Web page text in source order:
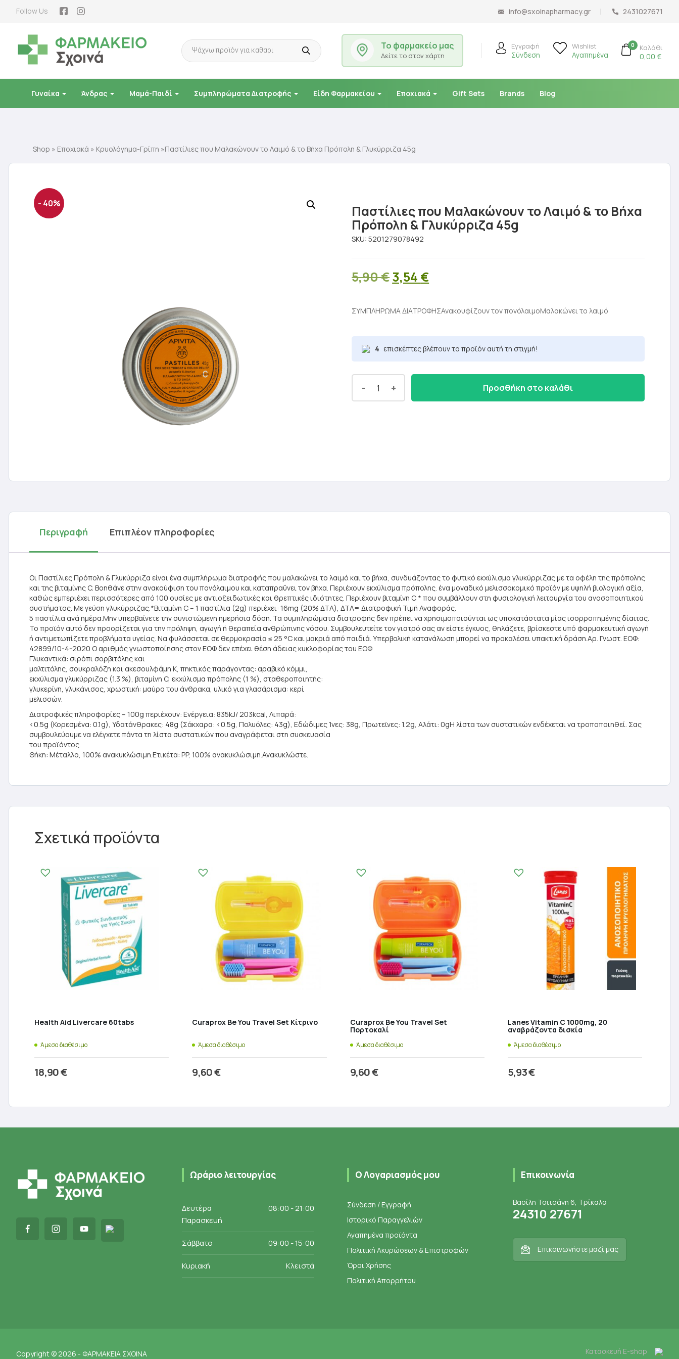
Follow Us info@sxoinapharmacy.gr 2431027671
Products
search Το φαρμακείο μας
Δείτε το στον χάρτη
Εγγραφή
Σύνδεση
Wishlist
Αγαπημένα
0 Καλάθι
0,00 €
Γυναίκα Άνδρας Μαμά-Παιδί Συμπληρώματα Διατροφής Είδη Φαρμακείου Εποχιακά Gift Sets Brands Blog
Shop » Εποχιακά » Κρυολόγημα-Γρίπη »Παστίλιες που Μαλακώνουν το Λαιμό & το Βήχα Πρόπολη & Γλυκύρριζα 45g
- 40% Παστίλιες που Μαλακώνουν το Λαιμό & το Βήχα
Πρόπολη & Γλυκύρριζα 45g
SKU:5201279078492
5,90€Original
was:
3,54 €Η
τιμή
3,54 €.
ΣΥΜΠΛΗΡΩΜΑ ΔΙΑΤΡΟΦΗΣΑνακουφίζουν τον πονόλαιμοΜαλακώνει το λαιμό
4 επισκέπτες βλέπουν το προϊόν αυτή τη στιγμή!
- + Προσθήκη στο καλάθι
Περιγραφή Επιπλέον πληροφορίες
Οι Παστίλιες Πρόπολη & Γλυκύρριζα είναι ένα συμπλήρωμα διατροφής που μαλακώνει το λαιμό και το βήχα, συνδυάζοντας το φυτικό εκχύλισμα γλυκύρριζας με τα οφέλη της πρόπολης
και της βιταμίνης C. Βοηθάνε στην ανακούφιση του πονόλαιμου και καταπραΰνει τον βήχα. Περιέχουν εκχύλισμα πρόπολης. ένα μοναδικό μελισσοκομικό προϊόν με υψηλή βιολογική αξία,
καθώς εμπεριέχει περισσότερες από 100 ουσίες με αντιοξειδωτικές και θρεπτικές ιδιότητες. Περιέχουν βιταμίνη C * που συμβάλλουν στη φυσιολογική λειτουργία του ανοσοποιητικού
συστήματος. Με γεύση γλυκύρριζας.*Βιταμίνη C – 1 παστίλια (2g) περιέχει: 16mg (20% ΔΤΑ), ΔΤΑ= Διατροφική Τιμή Αναφοράς.
5 παστίλια ανά ημέρα.Μην υπερβαίνετε την συνιστώμενη ημερήσια δόση. Τα συμπληρώματα διατροφής δεν πρέπει να χρησιμοποιούνται ως υποκατάστατα μίας ισορροπημένης δίαιτας.
Το προϊόν αυτό δεν προορίζεται για την πρόληψη, αγωγή ή θεραπεία ανθρώπινης νόσου. Συμβουλευτείτε τον γιατρό σας αν είστε έγκυος, θηλάζετε, βρίσκεστε υπό φαρμακευτική αγωγή
ή αντιμετωπίζετε προβλήματα υγείας. Να φυλάσσεται σε θερμοκρασία ≤ 25 °C και μακριά από παιδιά. Yπερβολική κατανάλωση μπορεί να προκαλέσει υπακτική δράση.Αρ. Γνωστ. ΕΟΦ:
42899/10-4-2020 Ο αριθμός γνωστοποίησης στον ΕΟΦ δεν επέχει θέση άδειας κυκλοφορίας του ΕΟΦ
Γλυκαντικά: σιρόπι σορβιτόλης και
μαλτιτόλης, σουκραλόζη και ακεσουλφάμη Κ, πηκτικός παράγοντας: αραβικό κόμμι,
εκχύλισμα γλυκύρριζας (1.3 %), βιταμίνη C, εκχύλισμα πρόπολης (1 %), σταθεροποιητής:
γλυκερίνη, γλυκάνισος, χρωστική: μαύρο του άνθρακα, υλικό για γλασάρισμα: κερί
μελισσών.
Διατροφικές πληροφορίες – 100g περιέχουν: Ενέργεια: 835kJ/ 203kcal, Λιπαρά:
<0.5g (Κορεσμένα: 0.1g), Υδατάνθρακες: 48g (Σάκχαρα: <0.5g, Πολυόλες: 43g), Εδώδιμες Ίνες: 38g, Πρωτεϊνες: 1.2g, Αλάτι: 0gΗ λίστα των συστατικών ενδέχεται να τροποποιηθεί. Σας
συμβουλεύουμε να ελέγχετε πάντα τη λίστα συστατικών που αναγράφεται στη συσκευασία
του προϊόντος.
Θήκη: Μέταλλο, 100% ανακυκλώσιμη.Ετικέτα: PP, 100% ανακυκλώσιμη.Ανακυκλώστε.
Σχετικά προϊόντα
Health Aid Livercare 60tabs
Άμεσα διαθέσιμο
18,90€
Curaprox Be You Travel Set Κίτρινο
Άμεσα διαθέσιμο
9,60€
Curaprox Be You Travel Set
Πορτοκαλί
Άμεσα διαθέσιμο
9,60€
Lanes Vitamin C 1000mg, 20
αναβράζοντα δισκία
Άμεσα διαθέσιμο
5,93€
Ωράριο λειτουργίας
Δευτέρα
Παρασκευή
08:00 - 21:00
Σάββατο 09:00 - 15:00
Κυριακή Κλειστά
Ο Λογαριασμός μου
Σύνδεση / Εγγραφή
Ιστορικό Παραγγελιών
Αγαπημένα προϊόντα
Πολιτική Ακυρώσεων & Επιστροφών
Όροι Χρήσης
Πολιτική Απορρήτου
Επικοινωνία
Βασίλη Τσιτσάνη 6, Τρίκαλα
24310 27671
Επικοινωνήστε μαζί μας
Copyright © 2026 - ΦΑΡΜΑΚΕΙΑ ΣΧΟΙΝΑ Κατασκευή E-shop